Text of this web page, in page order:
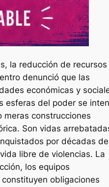
la reducción de recursos
denunció que las
económicas y
esferas del poder se
meras construcciones
Son vidas
por décadas de
libre de violencias. La
los equipos
obligaciones